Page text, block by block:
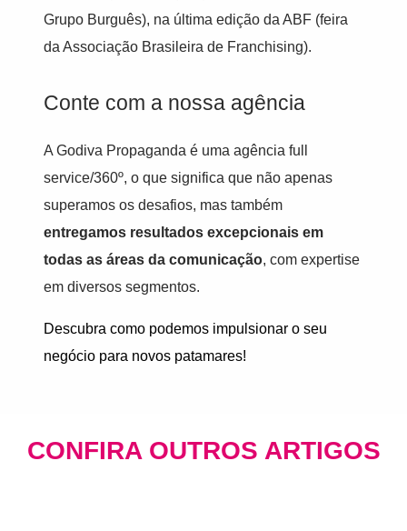
Grupo Burguês), na última edição da ABF (feira
da Associação Brasileira de Franchising).
Conte com a nossa agência
A Godiva Propaganda é uma agência full
service/360º, o que significa que não apenas
superamos os desafios, mas também
entregamos resultados excepcionais em
todas as áreas da comunicação, com expertise
em diversos segmentos.
Descubra como podemos impulsionar o seu
negócio para novos patamares!
CONFIRA OUTROS ARTIGOS